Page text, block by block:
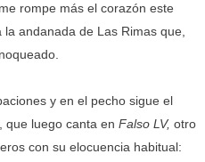
rompe más el corazón este
andanada de Las Rimas que,
y en el pecho sigue el
que luego canta en Falso LV, otro
con su elocuencia habitual: